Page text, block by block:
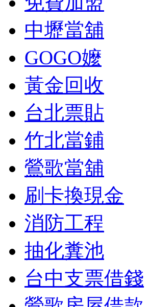
中壢當舖
GOGO嬤
黃金回收
台北票貼
竹北當鋪
鶯歌當舖
刷卡換現金
消防工程
抽化糞池
台中支票借錢